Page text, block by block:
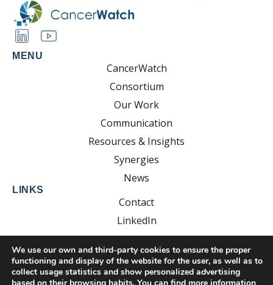
MENU
CancerWatch
Consortium
Our Work
Communication
Resources & Insights
Synergies
News
LINKS
Contact
LinkedIn
YouTube
We use our own and third-party cookies to ensure the proper
functioning and display of the website for the user, as well as to
collect usage statistics and show personalized advertising